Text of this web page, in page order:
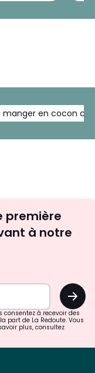
en cocon
première
à notre
OK
consentez à recevoir des
part de La Redoute. Vous
plus, consultez